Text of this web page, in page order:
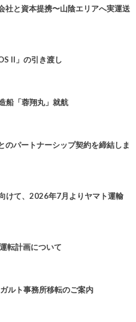
と資本提携〜山陰エリアへ実運送
II」の引き渡し
船「蓉翔丸」就航
のパートナーシップ契約を締結しま
けて、2026年7月よりヤマト運輸
転計画について
ルト事務所移転のご案内